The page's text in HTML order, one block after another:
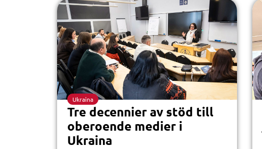
Ukraina
Tre decennier av stöd till
oberoende medier i
Ukraina